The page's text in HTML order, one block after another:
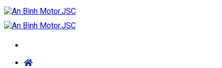
Bỏ
qua
nội